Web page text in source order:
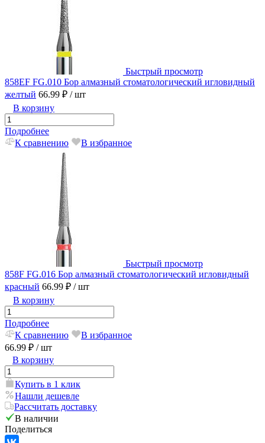
Быстрый просмотр
858EF FG.010 Бор алмазный стоматологический игловидный
желтый 66.99 ₽ / шт
В корзину
Подробнее
К сравнению
В избранное
Быстрый просмотр
858F FG.016 Бор алмазный стоматологический игловидный
красный 66.99 ₽ / шт
В корзину
Подробнее
К сравнению
В избранное
66.99 ₽ / шт
В корзину
Купить в 1 клик
Нашли дешевле
Рассчитать доставку
В наличии
Поделиться